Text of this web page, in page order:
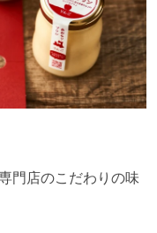
門店のこだわりの味